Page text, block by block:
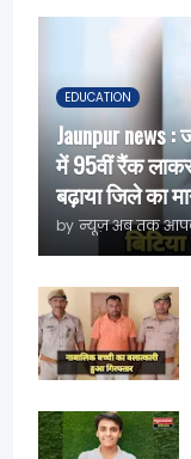
EDUCATION
Jaunpur news :
में 95वीं रैंक
बढ़ाया जिले का
by न्यूज़ अब तक